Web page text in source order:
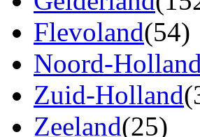
Flevoland(54)
Noord-Holland
Zuid-Holland
Zeeland(25)